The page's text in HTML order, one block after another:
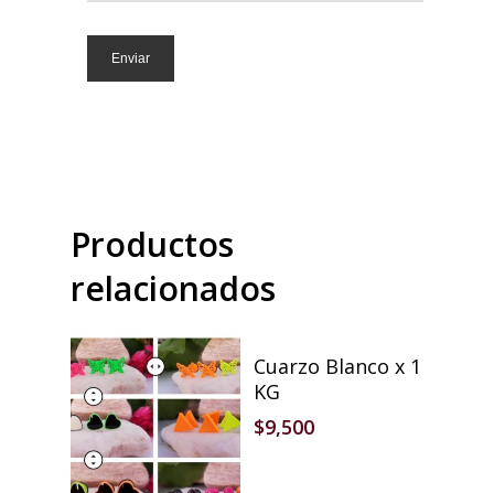
Productos
relacionados
Añadir Al Carrito
Cuarzo Blanco x 1
KG
$9,500